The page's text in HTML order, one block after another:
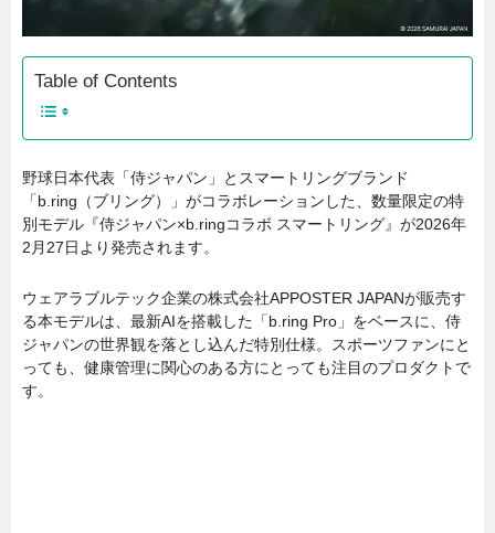
Table of Contents
野球日本代表「侍ジャパン」とスマートリングブランド
「b.ring（ブリング）」がコラボレーションした、数量限定の特
別モデル『侍ジャパン×b.ringコラボ スマートリング』が2026年
2月27日より発売されます。
ウェアラブルテック企業の株式会社APPOSTER JAPANが販売す
る本モデルは、最新AIを搭載した「b.ring Pro」をベースに、侍
ジャパンの世界観を落とし込んだ特別仕様。スポーツファンにと
っても、健康管理に関心のある方にとっても注目のプロダクトで
す。